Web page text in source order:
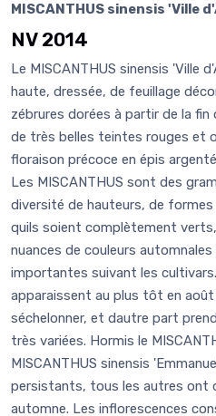
MISCANTHUS sinensis 'Ville
NV 2014
Le MISCANTHUS sinensis 'Ville
haute, dressée, de feuillage
zébrures dorées à partir de la
de très belles teintes rouges et
floraison précoce en épis
Les MISCANTHUS sont des
diversité de hauteurs, de
quils soient complètement
nuances de couleurs
importantes suivant les
apparaissent au plus tôt en août
séchelonner, et dautre part
très variées. Hormis le
MISCANTHUS sinensis
persistants, tous les autres ont
automne. Les inflorescences